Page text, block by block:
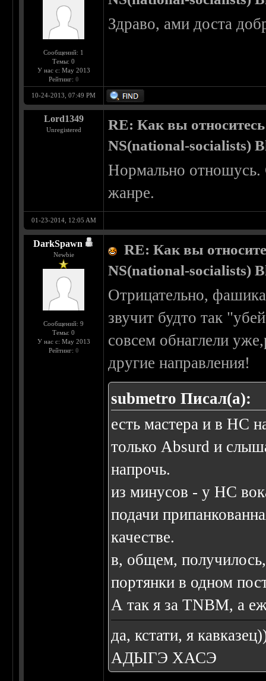
Сообщений: 1
Темы: 0
У нас с: May 2013
Рейтинг: 0
Здраво, ами доста
10-24-2013, 07:49 PM
Lord1349
Unregistered
RE: Как вы
NS(national-socialists)
Нормально отношусь.
жанре.
01-23-2014, 12:05 AM
DarkSpawn
Newbie
Сообщений: 9
Темы: 0
У нас с: May 2013
Рейтинг: 0
RE: Как вы
NS(national-socialists)
Отрицательно,
звучит будто так
совсем обнаглели
другие направления!
submetro Писал(а):
есть мастера и в НС
только Absurd и
напрочь.
из минусов - у НС
подачи
качестве.
в, общем,
портянки в одном
А так я за TNBM, а
да, кстати, я
АДЫГЭ ХАСЭ